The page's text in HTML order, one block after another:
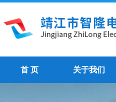
首 页 关于我们